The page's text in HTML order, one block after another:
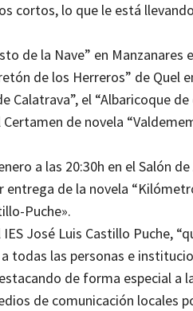
cortos, lo que le está
de la Nave” en Manzanares
de los Herreros” de Quel
Calatrava”, el “Albaricoque
de novela
a las 20:30h en el Salón
de la novela
Puche».
José Luis Castillo Puche,
todas las personas e
de forma especial a
de comunicación locales